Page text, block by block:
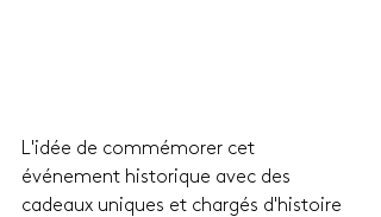
L'idée de commémorer cet
événement historique avec des
cadeaux uniques et chargés d'histoire